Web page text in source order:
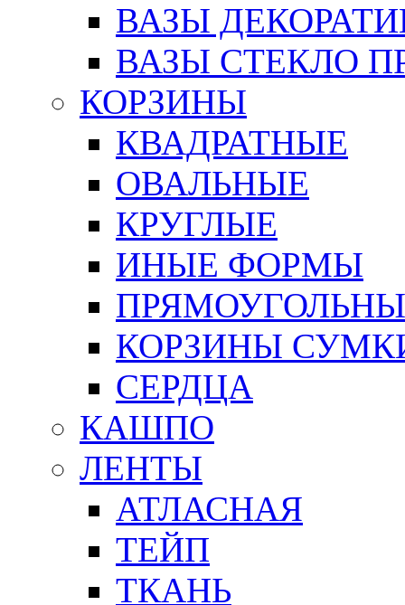
ВАЗЫ
ВАЗЫ СТЕКЛО
КОРЗИНЫ
КВАДРАТНЫЕ
ОВАЛЬНЫЕ
КРУГЛЫЕ
ИНЫЕ ФОРМЫ
КОРЗИНЫ
СЕРДЦА
КАШПО
ЛЕНТЫ
АТЛАСНАЯ
ТЕЙП
ТКАНЬ